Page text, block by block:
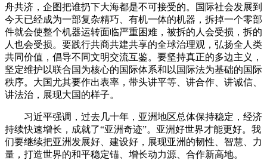
舟共济，企图把谁扔下大海都是不可接受的。国际社会发展到
今天已经成为一部复杂精巧、有机一体的机器，拆掉一个零部
件就会使整个机器运转面临严重困难，被拆的人会受损，拆的
人也会受损。要践行共商共建共享的全球治理观，弘扬全人类
共同价值，倡导不同文明交流互鉴。要坚持真正的多边主义，
坚定维护以联合国为核心的国际体系和以国际法为基础的国际
秩序。大国尤其要作出表率，带头讲平等、讲合作、讲诚信、
讲法治，展现大国的样子。
习近平强调，过去几十年，亚洲地区总体保持稳定，经济
持续快速增长，成就了“亚洲奇迹”。亚洲好世界才能更好。我
们要继续把亚洲发展好、建设好，展现亚洲的韧性、智慧、力
量，打造世界的和平稳定锚、增长动力源、合作新高地。